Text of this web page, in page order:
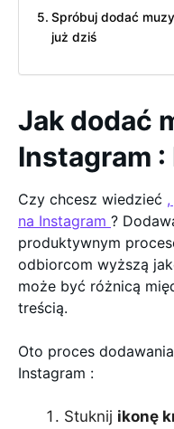
Spróbuj dodać
już dziś
Jak dodać
Instagram :
Czy chcesz wiedzieć
na Instagram ?
produktywnym
odbiorcom wyższą
może być różnicą
treścią.
Oto proces
Instagram :
Stuknij ikonę